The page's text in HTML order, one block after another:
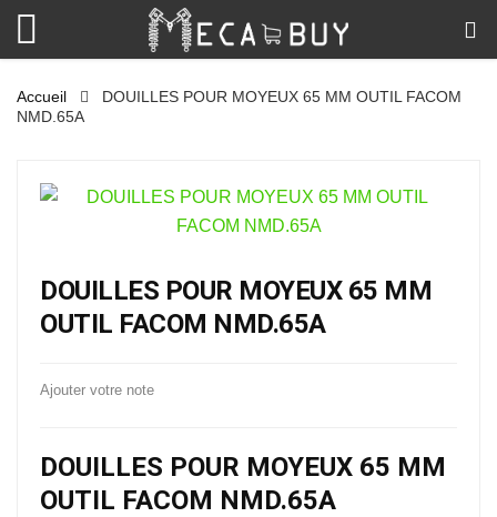
Accueil
DOUILLES POUR MOYEUX 65 MM OUTIL FACOM
NMD.65A
DOUILLES POUR MOYEUX 65 MM
OUTIL FACOM NMD.65A
Ajouter votre note
DOUILLES POUR MOYEUX 65 MM
OUTIL FACOM NMD.65A